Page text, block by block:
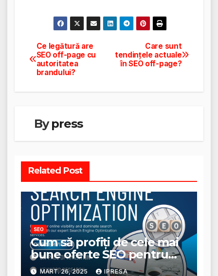
Navigare
în
articole
Care sunt
tendințele actuale
în SEO off-page?
Ce legătură are
SEO off-page cu
autoritatea
brandului?
Bypress
Related Post
SEO
Cum să profiți de cele mai
bune oferte SEO pentru
afacerea ta?
MART. 26, 2025 IPRESA